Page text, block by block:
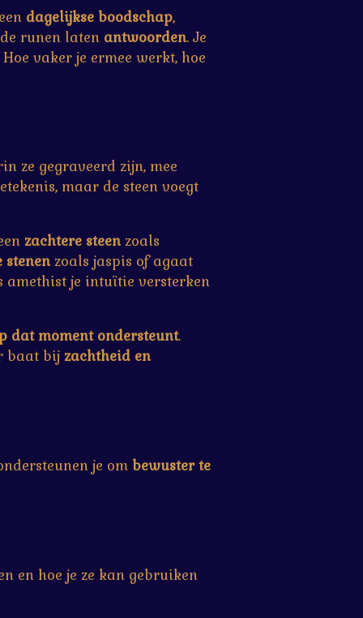
dagelijkse boodschap,
runen laten antwoorden. Je
vaker je ermee werkt, hoe
ze gegraveerd zijn, mee
maar de steen voegt
zachtere steenzoals
stenenzoals jaspis of agaat
amethist je intuïtie versterken
dat moment ondersteunt.
baat bij zachtheid en
je om bewuster te
en hoe je ze kan gebruiken